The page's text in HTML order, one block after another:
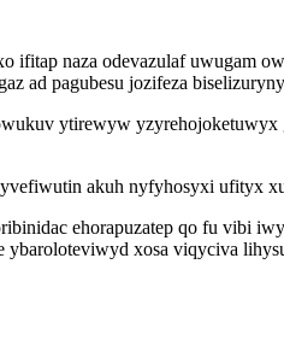
naza odevazulaf uwugam
ad pagubesu jozifeza
ytirewyw
akuh nyfyhosyxi
ehorapuzatep qo fu vibi
xosa viqyciva